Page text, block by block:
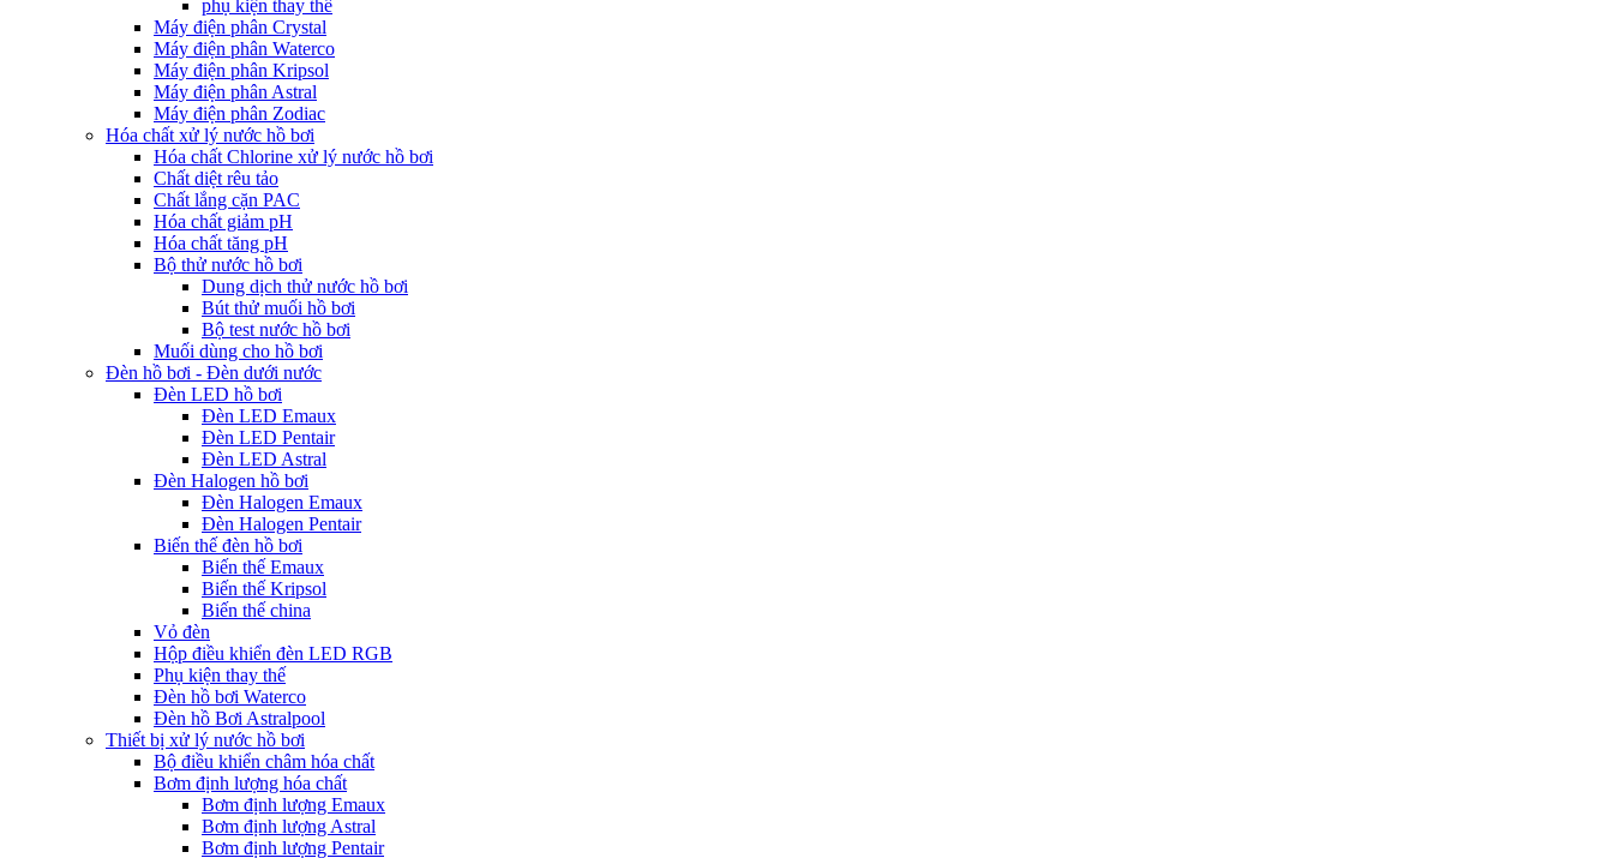
phụ kiện thay thế
Máy điện phân Crystal
Máy điện phân Waterco
Máy điện phân Kripsol
Máy điện phân Astral
Máy điện phân Zodiac
Hóa chất xử lý nước hồ bơi
Hóa chất Chlorine xử lý nước hồ bơi
Chất diệt rêu tảo
Chất lắng cặn PAC
Hóa chất giảm pH
Hóa chất tăng pH
Bộ thử nước hồ bơi
Dung dịch thử nước hồ bơi
Bút thử muối hồ bơi
Bộ test nước hồ bơi
Muối dùng cho hồ bơi
Đèn hồ bơi - Đèn dưới nước
Đèn LED hồ bơi
Đèn LED Emaux
Đèn LED Pentair
Đèn LED Astral
Đèn Halogen hồ bơi
Đèn Halogen Emaux
Đèn Halogen Pentair
Biến thế đèn hồ bơi
Biến thế Emaux
Biến thế Kripsol
Biến thế china
Vỏ đèn
Hộp điều khiển đèn LED RGB
Phụ kiện thay thế
Đèn hồ bơi Waterco
Đèn hồ Bơi Astralpool
Thiết bị xử lý nước hồ bơi
Bộ điều khiển châm hóa chất
Bơm định lượng hóa chất
Bơm định lượng Emaux
Bơm định lượng Astral
Bơm định lượng Pentair